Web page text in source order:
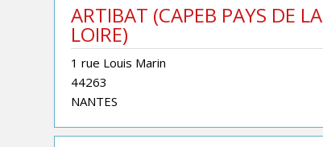
ARTIBAT (CAPEB PAYS DE LA
LOIRE)
1 rue Louis Marin
44263
NANTES